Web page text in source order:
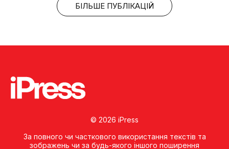
БІЛЬШЕ ПУБЛІКАЦІЙ
© 2026 iPress
За повного чи часткового використання текстів та
зображень чи за будь-якого іншого поширення